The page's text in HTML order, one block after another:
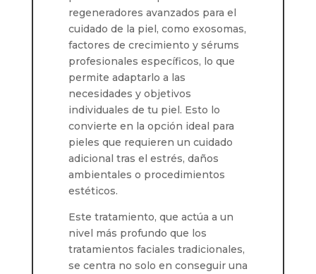
regeneradores avanzados para el
cuidado de la piel, como exosomas,
factores de crecimiento y sérums
profesionales específicos, lo que
permite adaptarlo a las
necesidades y objetivos
individuales de tu piel. Esto lo
convierte en la opción ideal para
pieles que requieren un cuidado
adicional tras el estrés, daños
ambientales o procedimientos
estéticos.
Este tratamiento, que actúa a un
nivel más profundo que los
tratamientos faciales tradicionales,
se centra no solo en conseguir una